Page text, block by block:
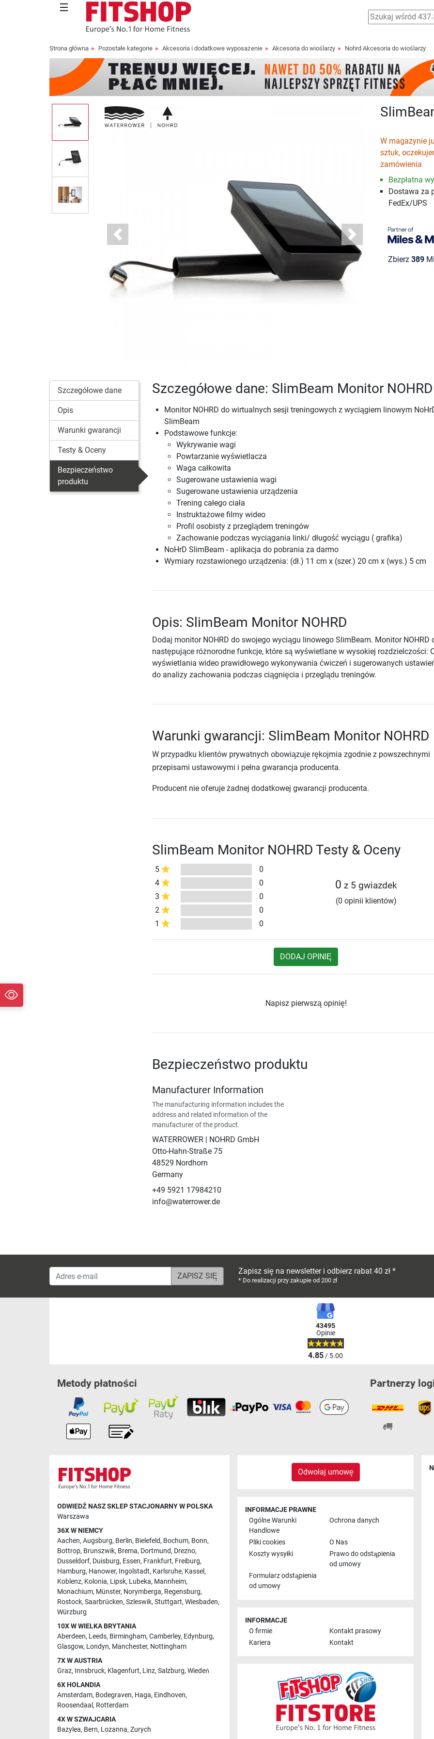
Strona główna Pozostałe kategorie Akcesoria i dodatkowe wyposażenie Akcesoria do wioślarzy Nohrd Akcesoria do wioślarzy
Previous Next
W magazynie
sztuk,
zamówienia
Bezpłatna
Dostawa za
FedEx/UPS
Zbierz 389
Szczegółowe dane
Opis
Warunki gwarancji
Testy & Oceny
Bezpieczeństwo
produktu
Szczegółowe dane: SlimBeam Monitor NOHRD
Monitor NOHRD do wirtualnych sesji treningowych z wyciągiem linowym
SlimBeam
Podstawowe funkcje:
Wykrywanie wagi
Powtarzanie wyświetlacza
Waga całkowita
Sugerowane ustawienia wagi
Sugerowane ustawienia urządzenia
Trening całego ciała
Instruktażowe filmy wideo
Profil osobisty z przeglądem treningów
Zachowanie podczas wyciągania linki/ długość wyciągu ( grafika)
NoHrD SlimBeam - aplikacja do pobrania za darmo
Wymiary rozstawionego urządzenia: (dł.) 11 cm x (szer.) 20 cm x (wys.) 5 cm
Opis: SlimBeam Monitor NOHRD
Dodaj monitor NOHRD do swojego wyciągu linowego SlimBeam. Monitor NOHRD
następujące różnorodne funkcje, które są wyświetlane w wysokiej rozdzielczości:
wyświetlania wideo prawidłowego wykonywania ćwiczeń i sugerowanych
do analizy zachowania podczas ciągnięcia i przeglądu treningów.
Warunki gwarancji: SlimBeam Monitor NOHRD
W przypadku klientów prywatnych obowiązuje rękojmia zgodnie z powszechnymi
przepisami ustawowymi i pełna gwarancja producenta.
Producent nie oferuje żadnej dodatkowej gwarancji producenta.
SlimBeam Monitor NOHRD Testy & Oceny
5
0
4
0
3
0
2
0
1
0
0 z 5 gwiazdek
(0 opinii klientów)
DODAJ OPINIĘ
Napisz pierwszą opinię!
Bezpieczeństwo produktu
Manufacturer Information
The manufacturing information includes the
address and related information of the
manufacturer of the product.
WATERROWER | NOHRD GmbH
Otto-Hahn-Straße 75
48529 Nordhorn
Germany
+49 5921 17984210
info@waterrower.de
Adres e-mail Zapisz się na newsletter i odbierz rabat 40 zł *
* Do realizacji przy zakupie od 200 zł
43495
Opinie
4.85/ 5.00
Metody płatności Partnerzy
ODWIEDŹ NASZ SKLEP STACJONARNY W POLSKA
Warszawa
36X W NIEMCY
Aachen, Augsburg, Berlin, Bielefeld, Bochum, Bonn,
Bottrop, Brunszwik, Brema, Dortmund, Drezno,
Dusseldorf, Duisburg, Essen, Frankfurt, Freiburg,
Hamburg, Hanower, Ingolstadt, Karlsruhe, Kassel,
Koblenz, Kolonia, Lipsk, Lubeka, Mannheim,
Monachium, Münster, Norymberga, Regensburg,
Rostock, Saarbrücken, Szleswik, Stuttgart, Wiesbaden,
Würzburg
10X W WIELKA BRYTANIA
Aberdeen, Leeds, Birmingham, Camberley, Edynburg,
Glasgow, Londyn, Manchester, Nottingham
7X W AUSTRIA
Graz, Innsbruck, Klagenfurt, Linz, Salzburg, Wiedeń
6X HOLANDIA
Amsterdam, Bodegraven, Haga, Eindhoven,
Roosendaal , Rotterdam
4X W SZWAJCARIA
Bazylea, Bern, Lozanna, Zurych
Odwołaj umowę
INFORMACJE PRAWNE
Ogólne Warunki
Handlowe
Ochrona danych
Pliki cookies
O Nas
Koszty wysyłki
Prawo do odstąpienia
od umowy
Formularz odstąpienia
od umowy
INFORMACJE
O firmie
Kontakt prasowy
Kariera
Kontakt